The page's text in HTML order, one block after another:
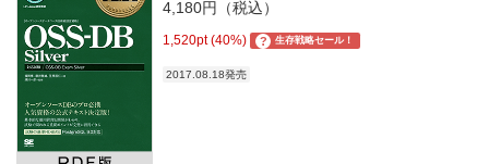
4,180円（税込）
1,520pt (40%) ? 生存戦略セール！
2017.08.18発売